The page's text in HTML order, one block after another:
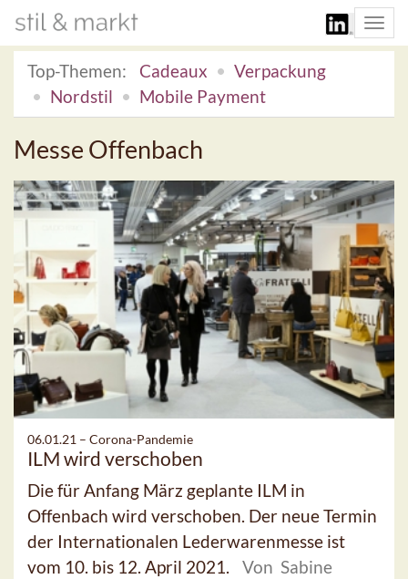
Top-Themen:
Cadeaux
Verpackung
Nordstil
Mobile Payment
Messe Offenbach
06.01.21 – Corona-Pandemie
ILM wird verschoben
Die für Anfang März geplante ILM in
Offenbach wird verschoben. Der neue Termin
der Internationalen Lederwarenmesse ist
vom 10. bis 12. April 2021.
Von Sabine